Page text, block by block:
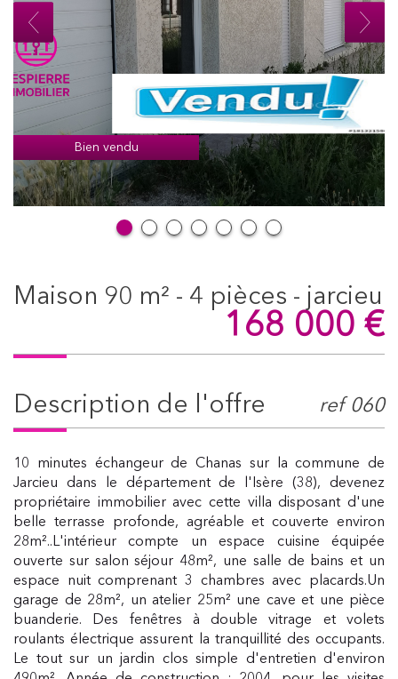
Bien vendu
maison 90 m² - 4 pièces - jarcieu
168 000 €
description de l'offre ref 060
10 minutes échangeur de Chanas sur la commune de
Jarcieu dans le département de l'Isère (38), devenez
propriétaire immobilier avec cette villa disposant d'une
belle terrasse profonde, agréable et couverte environ
28m²..L'intérieur compte un espace cuisine équipée
ouverte sur salon séjour 48m², une salle de bains et un
espace nuit comprenant 3 chambres avec placards.Un
garage de 28m², un atelier 25m² une cave et une pièce
buanderie. Des fenêtres à double vitrage et volets
roulants électrique assurent la tranquillité des occupants.
Le tout sur un jardin clos simple d'entretien d'environ